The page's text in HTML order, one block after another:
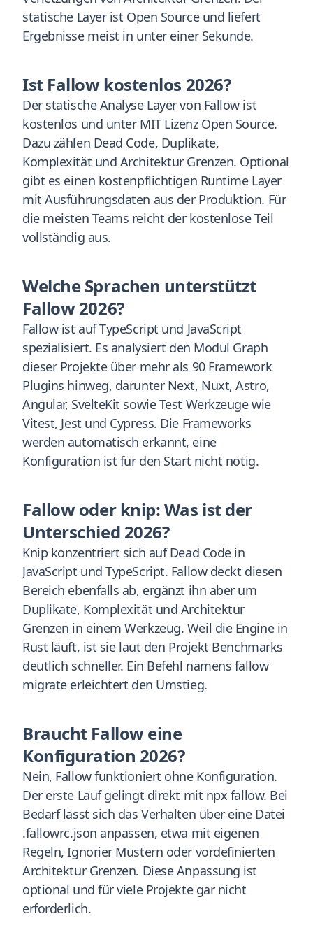
statische Layer ist Open Source und liefert
Ergebnisse meist in unter einer Sekunde.
Ist Fallow kostenlos 2026?
Der statische Analyse Layer von Fallow ist
kostenlos und unter MIT Lizenz Open Source.
Dazu zählen Dead Code, Duplikate,
Komplexität und Architektur Grenzen. Optional
gibt es einen kostenpflichtigen Runtime Layer
mit Ausführungsdaten aus der Produktion. Für
die meisten Teams reicht der kostenlose Teil
vollständig aus.
Welche Sprachen unterstützt
Fallow 2026?
Fallow ist auf TypeScript und JavaScript
spezialisiert. Es analysiert den Modul Graph
dieser Projekte über mehr als 90 Framework
Plugins hinweg, darunter Next, Nuxt, Astro,
Angular, SvelteKit sowie Test Werkzeuge wie
Vitest, Jest und Cypress. Die Frameworks
werden automatisch erkannt, eine
Konfiguration ist für den Start nicht nötig.
Fallow oder knip: Was ist der
Unterschied 2026?
Knip konzentriert sich auf Dead Code in
JavaScript und TypeScript. Fallow deckt diesen
Bereich ebenfalls ab, ergänzt ihn aber um
Duplikate, Komplexität und Architektur
Grenzen in einem Werkzeug. Weil die Engine in
Rust läuft, ist sie laut den Projekt Benchmarks
deutlich schneller. Ein Befehl namens fallow
migrate erleichtert den Umstieg.
Braucht Fallow eine
Konfiguration 2026?
Nein, Fallow funktioniert ohne Konfiguration.
Der erste Lauf gelingt direkt mit npx fallow. Bei
Bedarf lässt sich das Verhalten über eine Datei
.fallowrc.json anpassen, etwa mit eigenen
Regeln, Ignorier Mustern oder vordefinierten
Architektur Grenzen. Diese Anpassung ist
optional und für viele Projekte gar nicht
erforderlich.